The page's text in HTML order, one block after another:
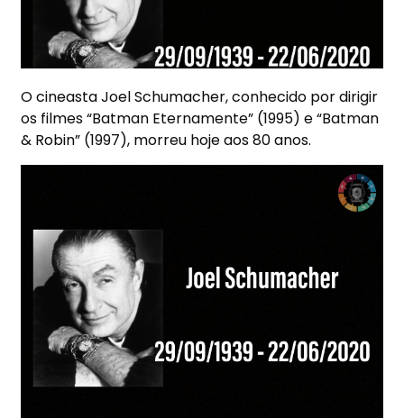
O cineasta Joel Schumacher, conhecido por dirigir
os filmes “Batman Eternamente” (1995) e “Batman
& Robin” (1997), morreu hoje aos 80 anos.